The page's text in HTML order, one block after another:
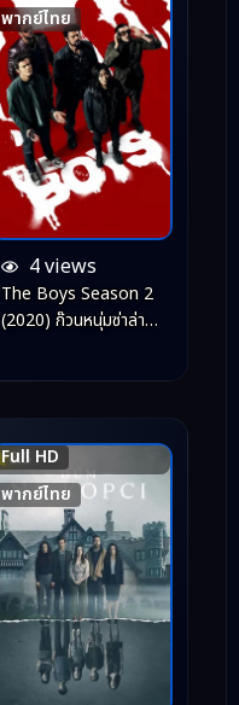
พากย์ไทย
4 views
The Boys Season 2
(2020) ก๊วนหนุ่มซ่าล่าซู
Full HD
พากย์ไทย
8.5